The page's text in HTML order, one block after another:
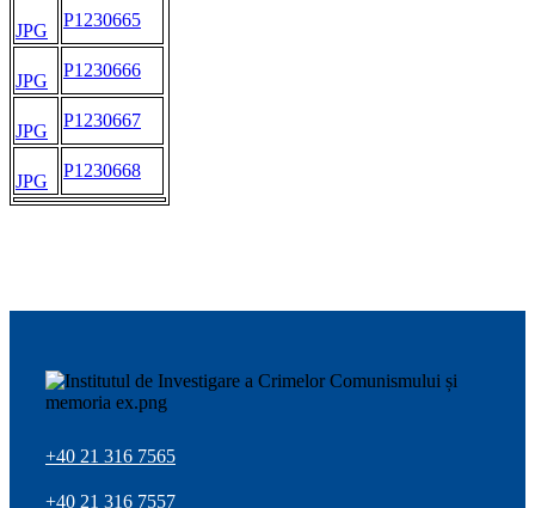
JPG
P1230665
JPG
P1230666
JPG
P1230667
JPG
P1230668
+40 21 316 7565
+40 21 316 7557